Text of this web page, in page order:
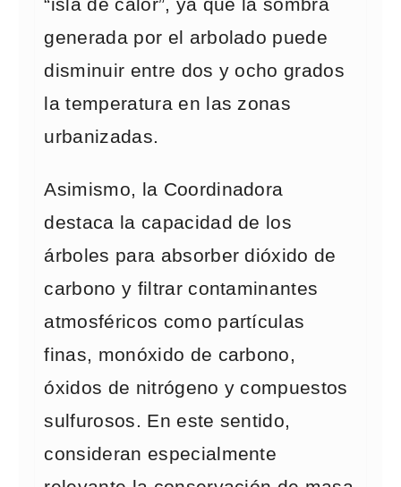
“isla de calor”, ya que la sombra
generada por el arbolado puede
disminuir entre dos y ocho grados
la temperatura en las zonas
urbanizadas.
Asimismo, la Coordinadora
destaca la capacidad de los
árboles para absorber dióxido de
carbono y filtrar contaminantes
atmosféricos como partículas
finas, monóxido de carbono,
óxidos de nitrógeno y compuestos
sulfurosos. En este sentido,
consideran especialmente